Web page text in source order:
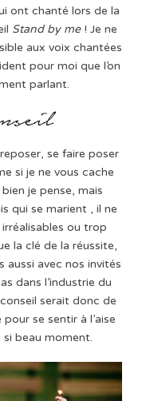
ont chanté lors de la
Stand by me! Je ne
aux voix chantées
pour moi que l’on
parlant.
se faire poser
si je ne vous cache
je pense, mais
qui se marient , il ne
ou trop
la clé de la réussite,
aussi avec nos invités
dans l’industrie du
serait donc de
se sentir à l’aise
beau moment.